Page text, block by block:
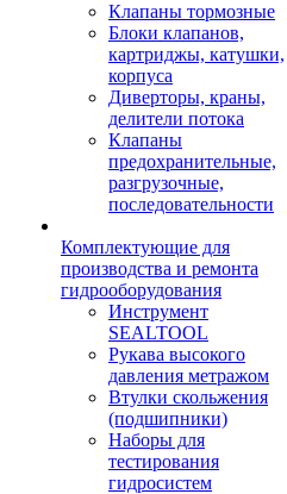
Клапаны тормозные
Блоки клапанов,
картриджы, катушки,
корпуса
Диверторы, краны,
делители потока
Клапаны
предохранительные,
разгрузочные,
последовательности
Комплектующие для
производства и ремонта
гидрооборудования
Инструмент
SEALTOOL
Рукава высокого
давления метражом
Втулки скольжения
(подшипники)
Наборы для
тестирования
гидросистем